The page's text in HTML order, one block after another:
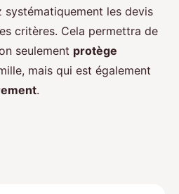
systématiquement les devis
critères. Cela permettra de
seulement protège
mais qui est également
.